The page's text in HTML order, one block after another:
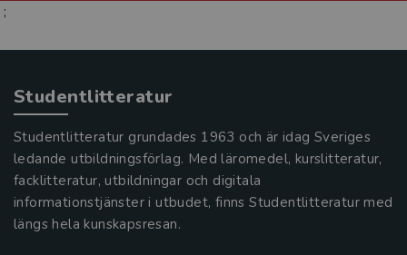
;
Studentlitteratur
Studentlitteratur grundades 1963 och är idag Sveriges
ledande utbildningsförlag. Med läromedel, kurslitteratur,
facklitteratur, utbildningar och digitala
informationstjänster i utbudet, finns Studentlitteratur med
längs hela kunskapsresan.